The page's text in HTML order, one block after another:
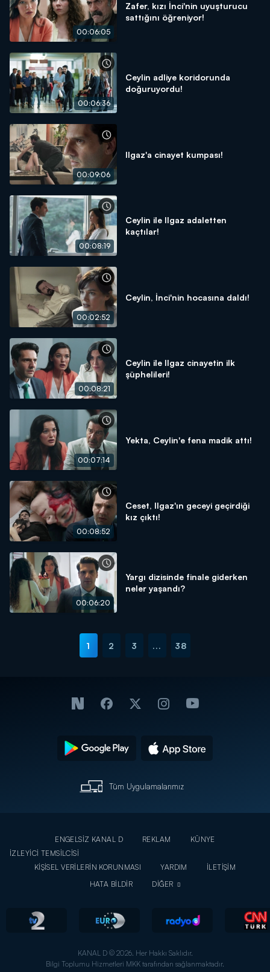
00:06:05
Zafer, kızı İnci'nin uyuşturucu
sattığını öğreniyor!
00:06:36
Ceylin adliye koridorunda
doğuruyordu!
00:09:06
Ilgaz'a cinayet kumpası!
00:08:19
Ceylin ile Ilgaz adaletten
kaçtılar!
00:02:52
Ceylin, İnci'nin hocasına daldı!
00:08:21
Ceylin ile Ilgaz cinayetin ilk
şüphelileri!
00:07:14
Yekta, Ceylin'e fena madik attı!
00:08:52
Ceset, Ilgaz'ın geceyi geçirdiği
kız çıktı!
00:06:20
Yargı dizisinde finale giderken
neler yaşandı?
1 2 3 ... 38
Tüm Uygulamalarımız
ENGELSİZ KANAL D REKLAM
KÜNYE
İZLEYİCİ TEMSİLCİSİ
KİŞİSEL VERİLERİN KORUNMASI
YARDIM
İLETİŞİM
HATA BİLDİR
DİĞER
KANAL D © 2026. Her Hakkı Saklıdır.
Bilgi Toplumu Hizmetleri MKK tarafından sağlanmaktadır.